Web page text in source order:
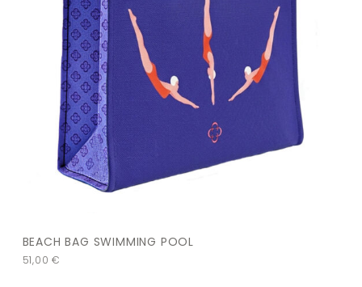
BEACH BAG SWIMMING POOL
51,00€